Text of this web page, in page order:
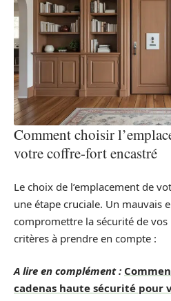
Comment choisir
votre coffre-fort encastré
Le choix de l’emplacement de
une étape cruciale. Un mauvais
compromettre la sécurité de vos
critères à prendre en compte :
A lire en complément :
cadenas haute sécurité pour